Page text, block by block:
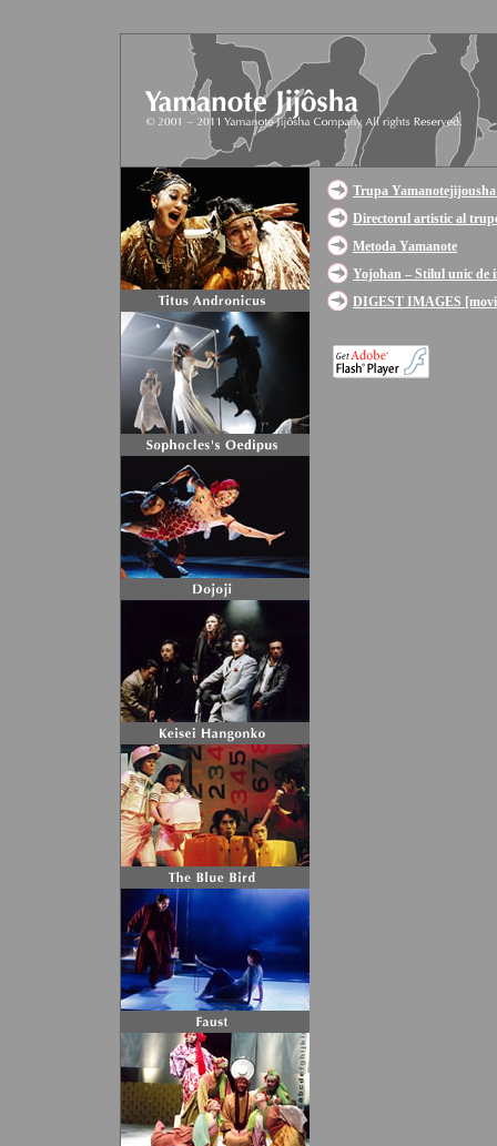
Trupa
Directorul artistic al
Metoda Yamanote
Yojohan – Stilul unic de
DIGEST IMAGES